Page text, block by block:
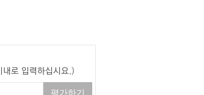
로 입력하십시요.)